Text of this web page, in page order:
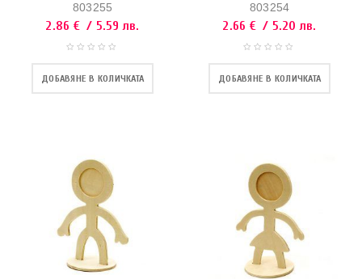
803255
2.86 € / 5.59 лв.
ДОБАВЯНЕ В КОЛИЧКАТА
803254
2.66 € / 5.20 лв.
ДОБАВЯНЕ В КОЛИЧКАТА